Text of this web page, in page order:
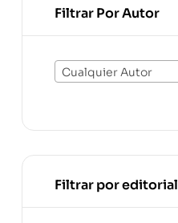
Filtrar Por Autor
Cualquier Autor
Filtrar por editorial